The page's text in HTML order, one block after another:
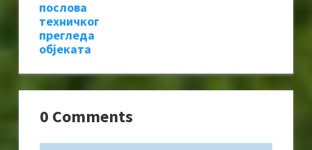
послова
техничког
прегледа
објеката
0 Comments